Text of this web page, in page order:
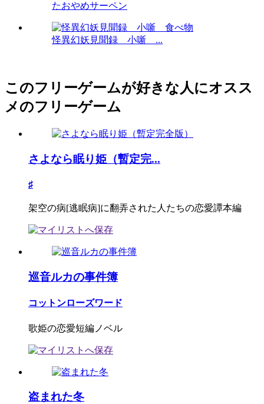
たおやめサーペン
怪異幻妖見聞録 小噺 ...
このフリーゲームが好きな人にオスス
メのフリーゲーム
さよなら眠り姫（暫定完...
♯
架空の病[逃眠病]に翻弄された人たちの恋愛譚本編
巡音ルカの事件簿
コットンローズワード
歌姫の恋愛短編ノベル
盗まれた冬